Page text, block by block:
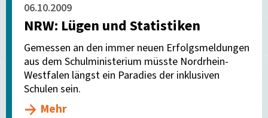
06.10.2009
NRW: Lügen und Statistiken
Gemessen an den immer neuen Erfolgsmeldungen
aus dem Schulministerium müsste Nordrhein-
Westfalen längst ein Paradies der inklusiven
Schulen sein.
Mehr